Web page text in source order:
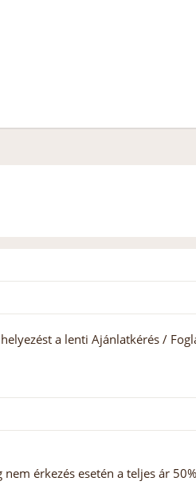
a lenti Ajánlatkérés /
érkezés esetén a teljes ár